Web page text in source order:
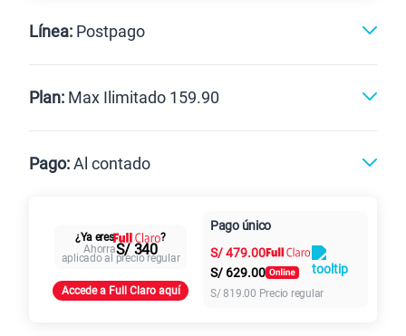
Línea: Postpago
Postpago
Plan: Max Ilimitado 159.90
Paga solo
125GBen alta velocidad
79.90
155 GBen alta velocidad
Pago:Al contado
Al contado Cuotas Claro
intereses
¿Ya eres
?
AhorraS/ 340
aplicado al precio regular
Accede a Full Claro aquí
Pago único
S/479.00
S/ 629.00
S/819.00 Precio regular